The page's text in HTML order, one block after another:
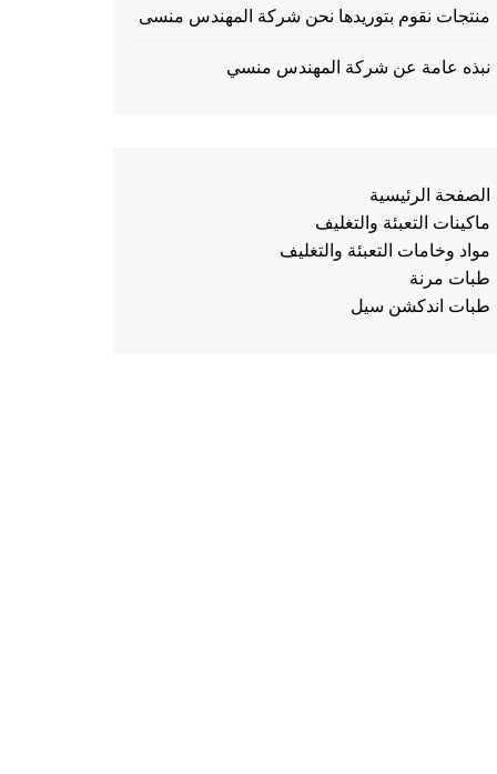
منتجات نقوم بتوريدها نحن شركة المهندس منسى
نبذه عامة عن شركة المهندس منسي
الصفحة الرئيسية
ماكينات التعبئة والتغليف
مواد وخامات التعبئة والتغليف
طبات مرنة
طبات اندكشن سيل